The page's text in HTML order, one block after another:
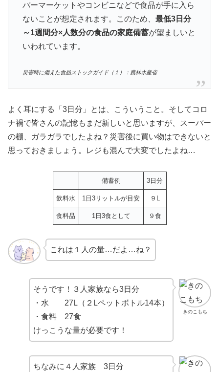
パーマーケットやコンビニなどで食品が手に入ら
ないことが想定されます。このため、 最低3日分
～1週間分×人数分の食品の家庭備蓄が望ましいと
いわれています。
災害時に備えた食品ストックガイド（１）：農林水産省
よく耳にする「3日分」とは、こういうこと。そしてコロ
ナ禍で皆さんの記憶もまだ新しいと思いますが、スーパー
の棚、ガラガラでしたよね？災害後に買い物はできないと
思っておきましょう。レジも混んで大変でしたよね…
備蓄例 3日分
飲料水 1日3リットルが目安 ９L
食料品 1日3食として ９食
これは１人の量…だよ…ね？
きのこもち
そうです！３人家族なら3日分
・水 27L（２Lペットボトル14本）
・食料 27食
けっこうな量が必要です！
ちなみに４人家族 3日分